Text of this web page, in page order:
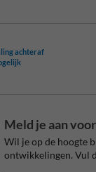
achteraf
Meld je aan
Wil je op de hoogte
ontwikkelingen. Vul